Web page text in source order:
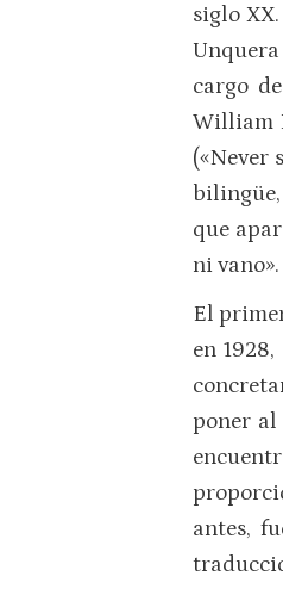
siglo
cargo
William
(«Never
que
ni vano».
El
en 1928,
poner al
antes,